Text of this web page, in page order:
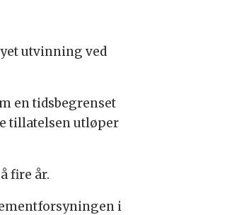
utvinning ved
en tidsbegrenset
tillatelsen utløper
fire år.
i